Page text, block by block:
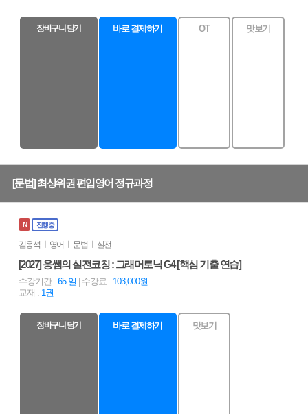
장바구니 담기 바로 결제하기 OT 맛보기
[문법] 최상위권 편입영어 정규과정
N 진행중
김응석 ㅣ 영어 ㅣ 문법 ㅣ 실전
[2027] 응쌤의 실전코칭 : 그래머토닉 G4 [핵심 기출 연습]
수강기간 : 65 일 | 수강료 : 103,000원
교재 : 1권
장바구니 담기 바로 결제하기 맛보기